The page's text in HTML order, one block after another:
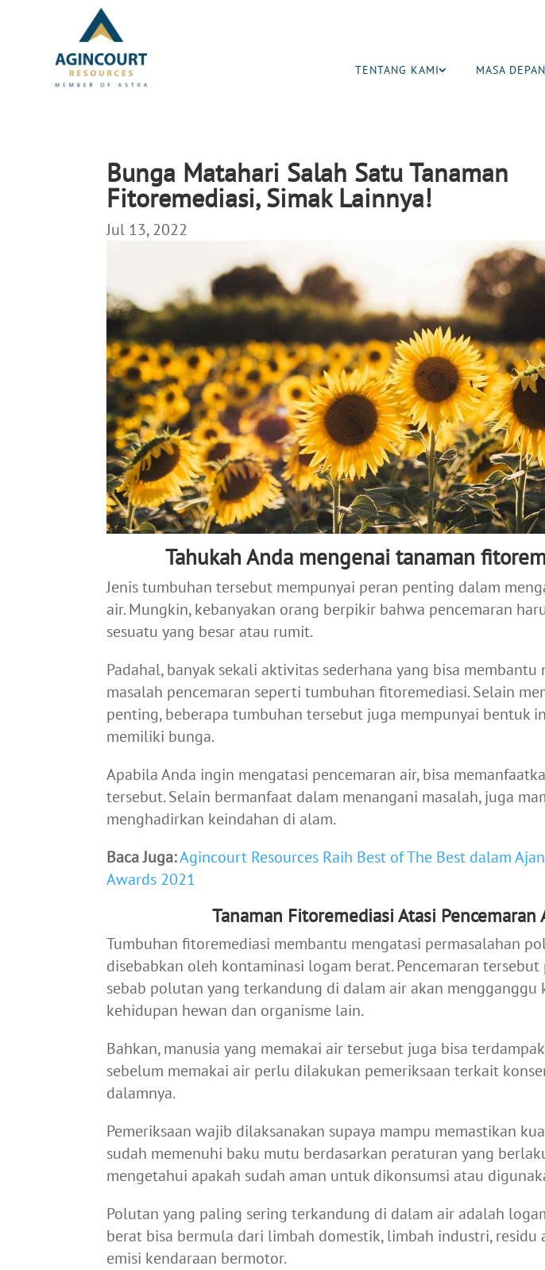
TENTANG KAMI MASA
Bunga Matahari Salah Satu Tanaman
Fitoremediasi, Simak Lainnya!
Jul 13, 2022
Tahukah Anda mengenai tanaman
Jenis tumbuhan tersebut mempunyai peran penting dalam
air. Mungkin, kebanyakan orang berpikir bahwa pencemaran
sesuatu yang besar atau rumit.
Padahal, banyak sekali aktivitas sederhana yang bisa membantu
masalah pencemaran seperti tumbuhan fitoremediasi. Selain
penting, beberapa tumbuhan tersebut juga mempunyai bentuk
memiliki bunga.
Apabila Anda ingin mengatasi pencemaran air, bisa
tersebut. Selain bermanfaat dalam menangani masalah, juga
menghadirkan keindahan di alam.
Baca Juga:Agincourt Resources Raih Best of The Best dalam
Awards 2021
Tanaman Fitoremediasi Atasi Pencemaran
Tumbuhan fitoremediasi membantu mengatasi permasalahan
disebabkan oleh kontaminasi logam berat. Pencemaran
sebab polutan yang terkandung di dalam air akan mengganggu
kehidupan hewan dan organisme lain.
Bahkan, manusia yang memakai air tersebut juga bisa
sebelum memakai air perlu dilakukan pemeriksaan terkait
dalamnya.
Pemeriksaan wajib dilaksanakan supaya mampu memastikan
sudah memenuhi baku mutu berdasarkan peraturan yang
mengetahui apakah sudah aman untuk dikonsumsi atau
Polutan yang paling sering terkandung di dalam air adalah
berat bisa bermula dari limbah domestik, limbah industri, residu
emisi kendaraan bermotor.